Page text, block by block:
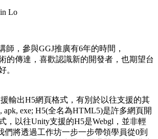
Lo
師， 參與GGJ推廣有6年的時間，
的傳達，喜歡認識新的開發者， 也期望台
。
輸出H5網頁格式，有別於以往支援的其
apk, exe; H5(全名為HTML5)是許多網頁開
，以往Unity支援的H5是Webgl，並非輕
們將透過工作坊一步一步帶領學員從0到